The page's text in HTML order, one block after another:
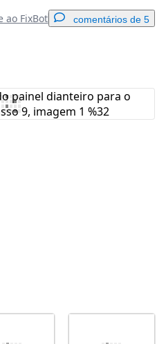
ao FixBot comentários de 5
um comentário